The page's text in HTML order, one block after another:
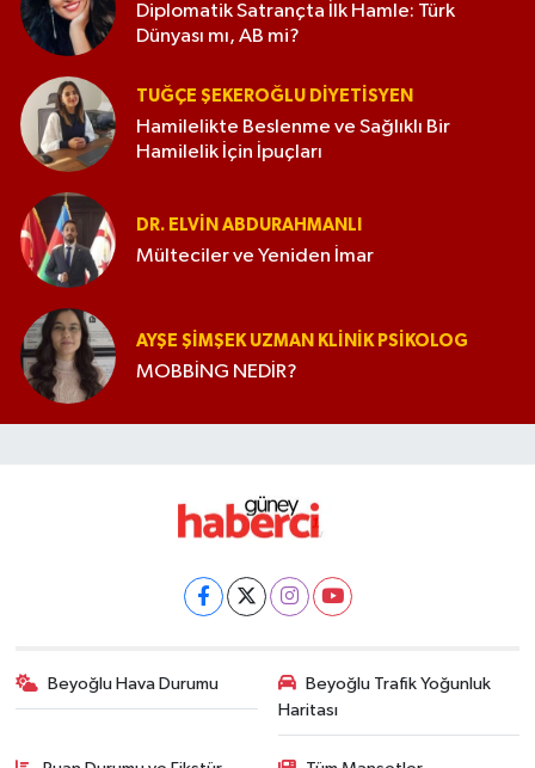
Diplomatik Satrançta İlk Hamle: Türk
Dünyası mı, AB mi?
TUĞÇE ŞEKEROĞLU DIYETISYEN
Hamilelikte Beslenme ve Sağlıklı Bir
Hamilelik İçin İpuçları
DR. ELVIN ABDURAHMANLI
Mülteciler ve Yeniden İmar
AYŞE ŞIMŞEK UZMAN KLINIK PSIKOLOG
MOBBİNG NEDİR?
Beyoğlu Hava Durumu
Beyoğlu Trafik Yoğunluk
Haritası